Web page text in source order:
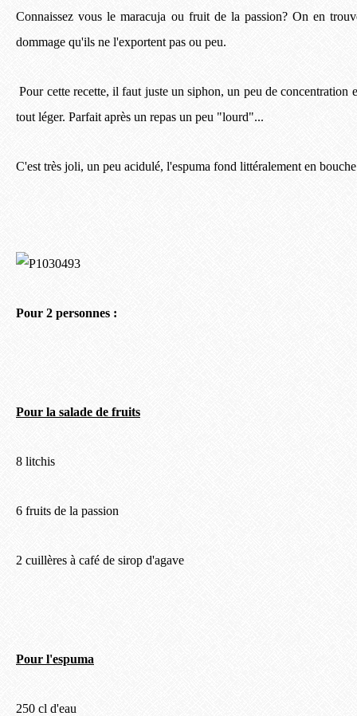
Connaissez vous le maracuja ou fruit de la passion? On en
dommage qu'ils ne l'exportent pas ou peu.
Pour cette recette, il faut juste un siphon, un peu de concentration
tout léger. Parfait après un repas un peu "lourd"...
C'est très joli, un peu acidulé, l'espuma fond littéralement en
Pour 2 personnes :
Pour la salade de fruits
8 litchis
6 fruits de la passion
2 cuillères à café de sirop d'agave
Pour l'espuma
250 cl d'eau